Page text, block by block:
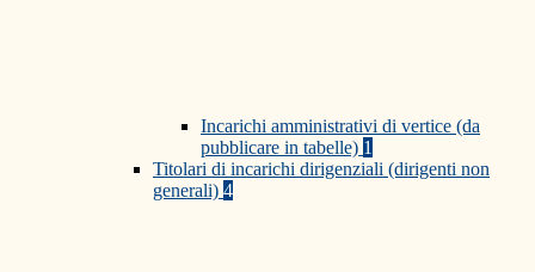
Incarichi amministrativi di vertice (da
pubblicare in tabelle) 1
Titolari di incarichi dirigenziali (dirigenti non
generali) 4